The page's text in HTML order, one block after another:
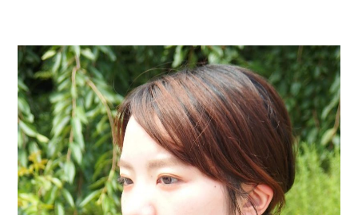
藏 Cover Archives
團 Square Rich
們 Contact Us